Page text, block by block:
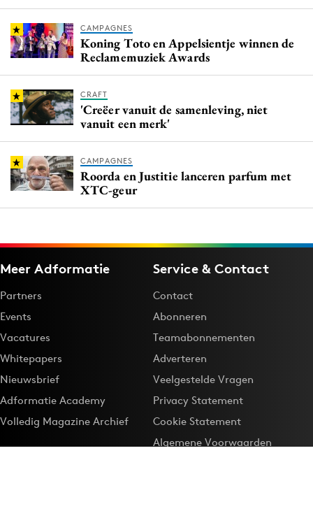
CAMPAGNES
Koning Toto en Appelsientje winnen de
Reclamemuziek Awards
CRAFT
'Creëer vanuit de samenleving, niet
vanuit een merk'
CAMPAGNES
Roorda en Justitie lanceren parfum met
XTC-geur
Meer Adformatie
Partners
Events
Vacatures
Whitepapers
Nieuwsbrief
Adformatie Academy
Volledig Magazine Archief
Service & Contact
Contact
Abonneren
Teamabonnementen
Adverteren
Veelgestelde Vragen
Privacy Statement
Cookie Statement
Algemene Voorwaarden